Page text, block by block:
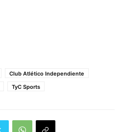
Club Atlético Independiente
TyC Sports